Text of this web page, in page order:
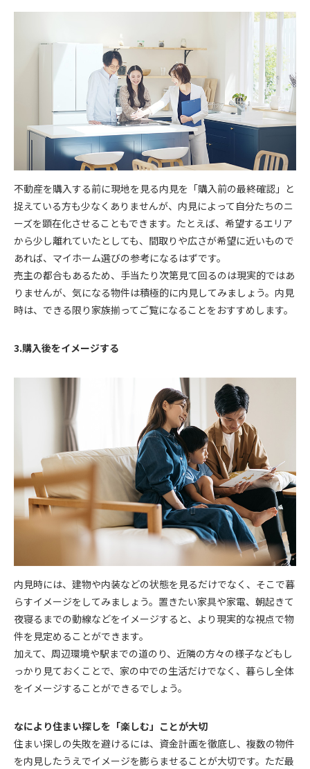
不動産を購入する前に現地を見る内見を「購入前の最終確認」と
捉えている方も少なくありませんが、内見によって自分たちのニ
ーズを顕在化させることもできます。たとえば、希望するエリア
から少し離れていたとしても、間取りや広さが希望に近いもので
あれば、マイホーム選びの参考になるはずです。
売主の都合もあるため、手当たり次第見て回るのは現実的ではあ
りませんが、気になる物件は積極的に内見してみましょう。内見
時は、できる限り家族揃ってご覧になることをおすすめします。
3.購入後をイメージする
内見時には、建物や内装などの状態を見るだけでなく、そこで暮
らすイメージをしてみましょう。置きたい家具や家電、朝起きて
夜寝るまでの動線などをイメージすると、より現実的な視点で物
件を見定めることができます。
加えて、周辺環境や駅までの道のり、近隣の方々の様子などもし
っかり見ておくことで、家の中での生活だけでなく、暮らし全体
をイメージすることができるでしょう。
なにより住まい探しを「楽しむ」ことが大切
住まい探しの失敗を避けるには、資金計画を徹底し、複数の物件
を内見したうえでイメージを膨らませることが大切です。ただ最